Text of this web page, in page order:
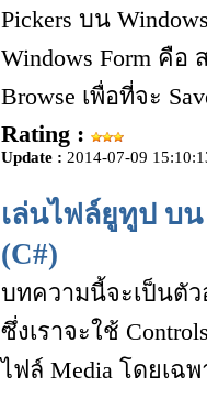
Pickers บน
Windows Form คือ
Browse เพื่อที่จะ
Rating :
Update : 2014-07-09
เล่นไฟล์ยูทูป บน
(C#)
บทความนี้จะเป็นตัว
ซึ่งเราจะใช้
ไฟล์ Media โดยเฉ